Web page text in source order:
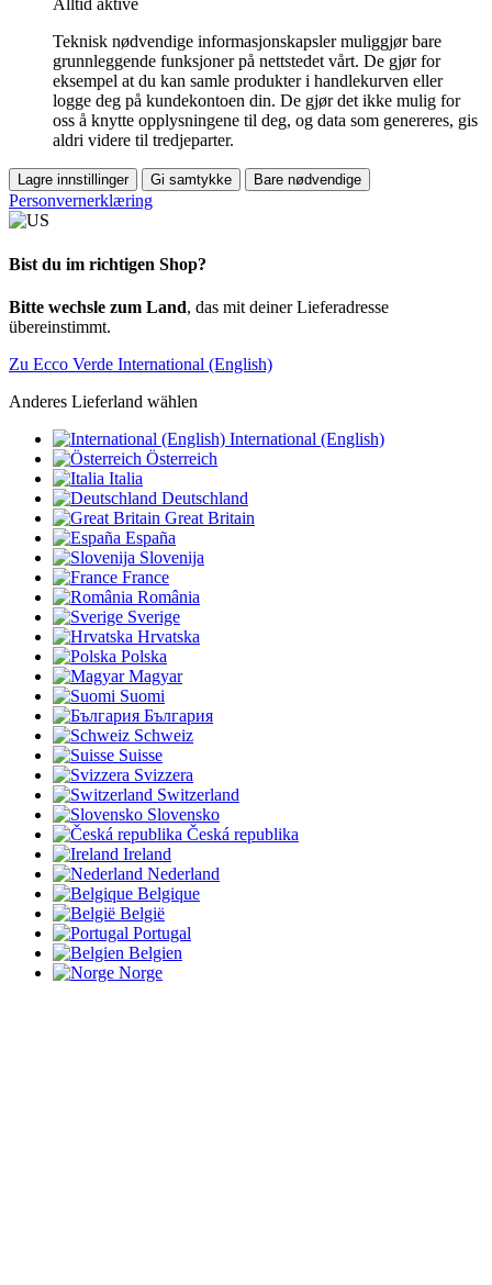
Alltid aktive
Teknisk nødvendige informasjonskapsler muliggjør bare
grunnleggende funksjoner på nettstedet vårt. De gjør for
eksempel at du kan samle produkter i handlekurven eller
logge deg på kundekontoen din. De gjør det ikke mulig for
oss å knytte opplysningene til deg, og data som genereres, gis
aldri videre til tredjeparter.
Lagre innstillinger Gi samtykke Bare nødvendige
Personvernerklæring
Bist du im richtigen Shop?
Bitte wechsle zum Land, das mit deiner Lieferadresse
übereinstimmt.
Zu Ecco Verde International (English)
Anderes Lieferland wählen
International (English)
Österreich
Italia
Deutschland
Great Britain
España
Slovenija
France
România
Sverige
Hrvatska
Polska
Magyar
Suomi
България
Schweiz
Suisse
Svizzera
Switzerland
Slovensko
Česká republika
Ireland
Nederland
Belgique
België
Portugal
Belgien
Norge